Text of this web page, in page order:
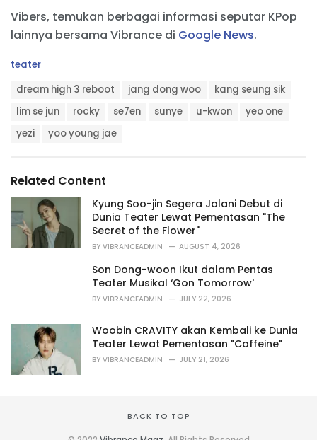
Vibers, temukan berbagai informasi seputar KPop
lainnya bersama Vibrance di Google News.
C
s
teater
dream high 3 reboot jang dong woo
kang seung sik
lim se jun
rocky se7en sunye u-kwon
yeo one
yezi
yoo young jae
Related Content
Kyung Soo-jin Segera Jalani Debut di
Dunia Teater Lewat Pementasan "The
Secret of the Flower"
BY VIBRANCEADMIN AUGUST 4, 2026
Son Dong-woon Ikut dalam Pentas
Teater Musikal ‘Gon Tomorrow'
BY VIBRANCEADMIN JULY 22, 2026
Woobin CRAVITY akan Kembali ke Dunia
Teater Lewat Pementasan "Caffeine"
BY VIBRANCEADMIN JULY 21, 2026
BACK TO TOP